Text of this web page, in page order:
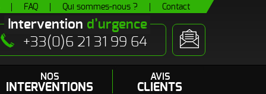
FAQ Qui sommes-nous ? Contact
Intervention d’urgence
+33(0)6 21 31 99 64
NOS
INTERVENTIONS
AVIS
CLIENTS